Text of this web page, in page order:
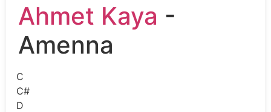
Ahmet Kaya -
Amenna
C
C#
D